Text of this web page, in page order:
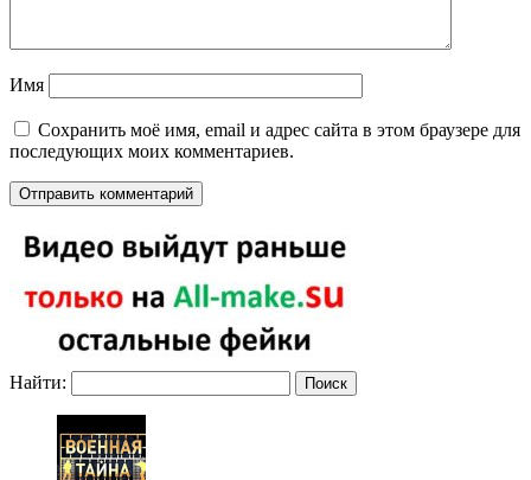
Имя
Сохранить моё имя, email и адрес сайта в этом браузере для
последующих моих комментариев.
Найти: